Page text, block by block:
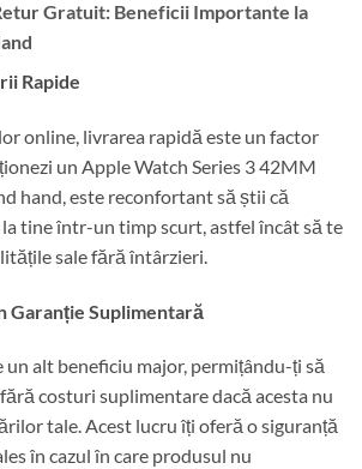
Gratuit: Beneficii Importante la
Rapide
online, livrarea rapidă este un factor
un Apple Watch Series 3 42MM
hand, este reconfortant să știi că
tine într-un timp scurt, astfel încât să te
sale fără întârzieri.
Garanție Suplimentară
alt beneficiu major, permițându-ți să
costuri suplimentare dacă acesta nu
tale. Acest lucru îți oferă o siguranță
în cazul în care produsul nu